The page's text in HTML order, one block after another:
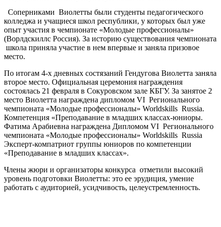
Соперниками Виолетты были студенты педагогического
колледжа и учащиеся школ республики, у которых был уже
опыт участия в чемпионате «Молодые профессионалы»
(Ворлдскиллс Россия). За историю существования чемпионата
школа приняла участие в нем впервые и заняла призовое
место.
По итогам 4-х дневных состязаний Гендугова Виолетта заняла
второе место. Официальная церемония награждения
состоялась 21 февраля в Сокуровском зале КБГУ. За занятое 2
место Виолетта награждена дипломом VI Регионального
чемпионата «Молодые профессионалы» Worldskills Russia.
Компетенция «Преподавание в младших классах-юниоры.
Фатима Арабиевна награждена Дипломом VI Регионального
чемпионата «Молодые профессионалы» Worldskills Russia
Эксперт-компатриот группы юниоров по компетенции
«Преподавание в младших классах».
Члены жюри и организаторы конкурса отметили высокий
уровень подготовки Виолетты: это ее эрудиция, умение
работать с аудиторией, усидчивость, целеустремленность.